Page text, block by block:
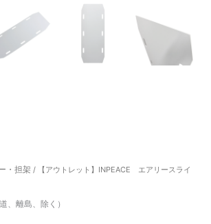
・担架 / 【アウトレット】INPEACE エアリースライ
、離島、除く）